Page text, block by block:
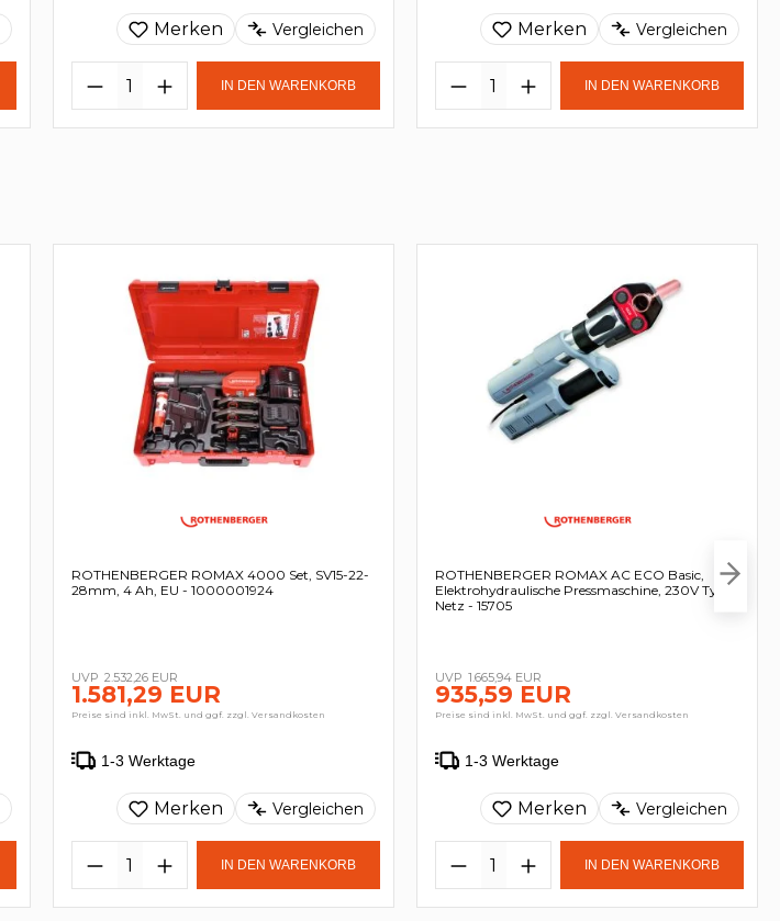
Merken Vergleichen
IN DEN WARENKORB
Merken Vergleichen
IN DEN WARENKORB
ROTHENBERGER ROMAX 4000 Set, SV15-22-
28mm, 4 Ah, EU - 1000001924
2.532,26 EUR
1.581,29 EUR
Preise sind inkl. MwSt. und ggf. zzgl. Versandkosten
1-3 Werktage
Merken Vergleichen
IN DEN WARENKORB
ROTHENBERGER ROMAX AC ECO Basic,
Elektrohydraulische Pressmaschine, 230V Typ C
Netz - 15705
1.665,94 EUR
935,59 EUR
Preise sind inkl. MwSt. und ggf. zzgl. Versandkosten
1-3 Werktage
Merken Vergleichen
IN DEN WARENKORB